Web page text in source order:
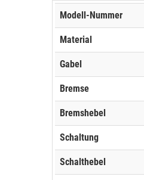
Modell-Nummer
Material
Gabel
Bremse
Bremshebel
Schaltung
Schalthebel